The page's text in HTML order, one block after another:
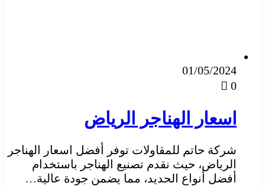
01/05/2024
0
اسعار الهناجر الرياض
شركة حاتم للمقاولات توفر أفضل اسعار الهناجر
الرياض، حيث نقدم تصنيع الهناجر باستخدام
أفضل أنواع الحديد، مما يضمن جودة عالية…